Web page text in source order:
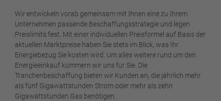
Wir entwickeln vorab gemeinsam mit Ihnen eine zu Ihrem
Unternehmen passende Beschaffungsstrategie und legen
Preislimits fest. Mit einer individuellen Preisformel auf Basis der
aktuellen Marktpreise haben Sie stets im Blick, was Ihr
Energiebezug Sie kosten wird. Um alles weitere rund um den
Energieeinkauf kümmern wir uns für Sie. Die
Tranchenbeschaffung bieten wir Kunden an, die jährlich mehr
als fünf Gigawattstunden Strom oder mehr als zehn
Gigawattstunden Gas benötigen.